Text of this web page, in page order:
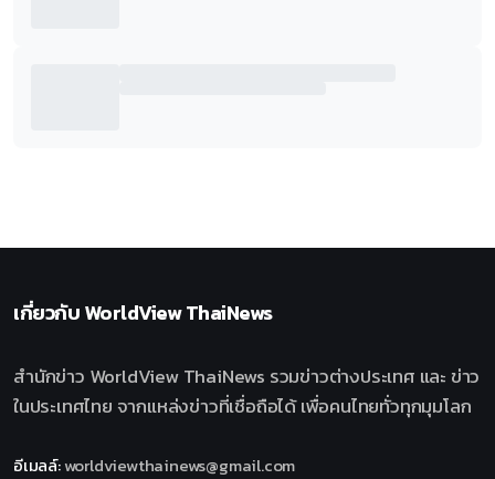
เกี่ยวกับWorldView ThaiNews
สำนักข่าว WorldView ThaiNews รวมข่าวต่างประเทศ และ ข่าว
ในประเทศไทย จากแหล่งข่าวที่เชื่อถือได้ เพื่อคนไทยทั่วทุกมุมโลก
อีเมลล์:worldviewthainews@gmail.com